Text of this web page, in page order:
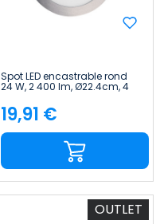
Spot LED encastrable rond
24 W, 2 400 lm, Ø22.4cm, 4
h, SECOM
Price
19,91 €
OUTLET